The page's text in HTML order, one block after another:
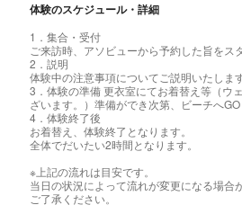
体験のスケジュール・詳細
1．集合・受付
ご来訪時、アソビューから予約した旨をス
2．説明
体験中の注意事項についてご説明いたします
3．体験の準備 更衣室にてお着替え等（ウ
ざいます。）準備ができ次第、ビーチへ
4．体験終了後
お着替え、体験終了となります。
全体でだいたい2時間となります。
※上記の流れは目安です。
当日の状況によって流れが変更になる場合
ご了承ください。